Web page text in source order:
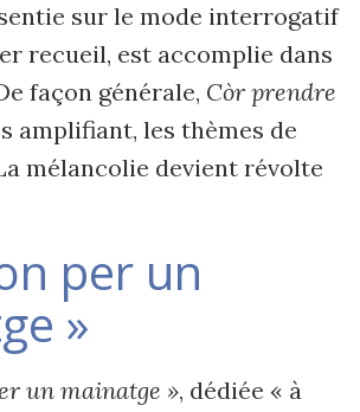
sur le mode interrogatif
recueil, est accomplie dans
façon générale, Còr prendre
amplifiant, les thèmes de
mélancolie devient révolte
per un
»
un mainatge », dédiée « à